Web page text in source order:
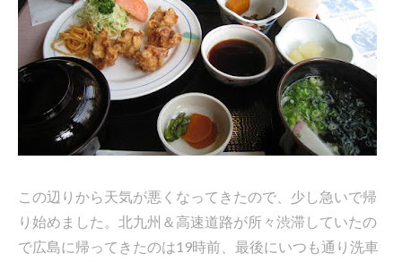
この辺りから天気が悪くなってきたので、少し急いで帰
り始めました。北九州＆高速道路が所々渋滞していたの
で広島に帰ってきたのは19時前、最後にいつも通り洗車